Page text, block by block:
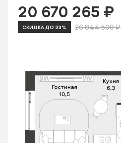
20 670 265 ₽
СКИДКА ДО 23% 26 844 500 ₽